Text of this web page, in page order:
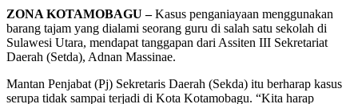
ZONA KOTAMOBAGU –Kasus penganiayaan menggunakan
barang tajam yang dialami seorang guru di salah satu sekolah di
Sulawesi Utara, mendapat tanggapan dari Assiten III Sekretariat
Daerah (Setda), Adnan Massinae.
Mantan Penjabat (Pj) Sekretaris Daerah (Sekda) itu berharap kasus
serupa tidak sampai terjadi di Kota Kotamobagu. “Kita harap